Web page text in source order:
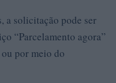
a solicitação pode ser
“Parcelamento agora”
por meio do